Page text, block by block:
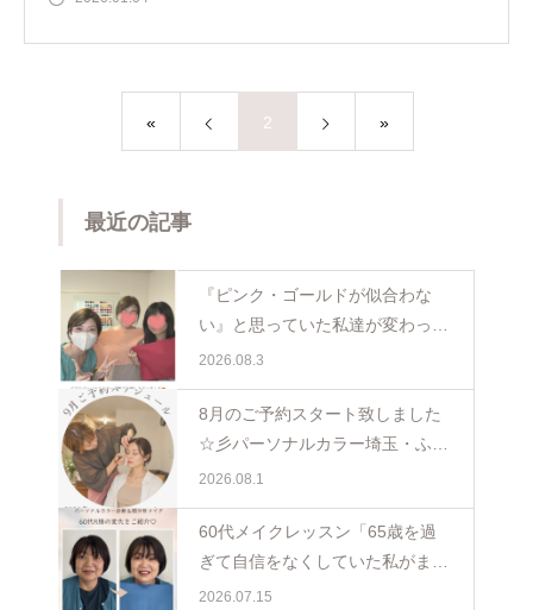
« 2 »
最近の記事
『ピンク・ゴールドが似合わな
い』と思っていた私達が変わった
日。親子で体験パーソナルカラー
2026.08.3
8月のご予約スタート致しました
☆彡パーソナルカラー埼玉・ふじ
み野
2026.08.1
60代メイクレッスン「65歳を過
ぎて自信をなくしていた私がまた
少し前を向けました☺️埼玉・ふじ
2026.07.15